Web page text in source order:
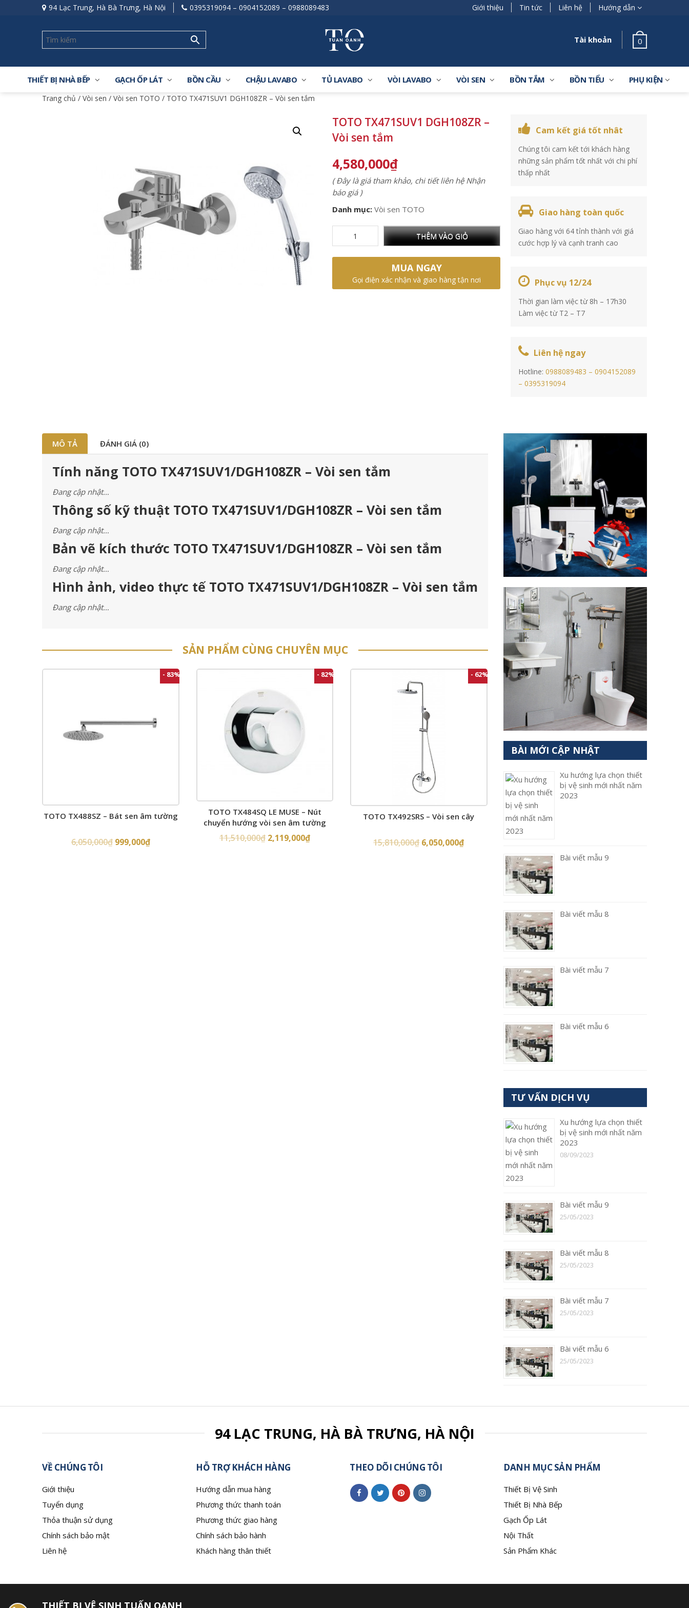
94 Lạc Trung, Hà Bà Trưng, Hà Nội 0395319094 – 0904152089 – 0988089483 Giới thiệu Tin tức Liên hệ Hướng dẫn
Tài khoản 0
THIẾT BỊ NHÀ BẾP GẠCH ỐP LÁT BỒN CẦU CHẬU LAVABO TỦ LAVABO VÒI LAVABO VÒI SEN BỒN TẮM BỒN TIỂU PHỤ KIỆN
Trang chủ / Vòi sen / Vòi sen TOTO / TOTO TX471SUV1 DGH108ZR – Vòi sen tắm
TOTO TX471SUV1 DGH108ZR –
Vòi sen tắm
4,580,000₫
( Đây là giá tham khảo, chi tiết liên hệ Nhận
báo giá )
Danh mục: Vòi sen TOTO
THÊM VÀO GIỎ
MUA NGAY
Gọi điện xác nhận và giao hàng tận nơi
Cam kết giá tốt nhât
Chúng tôi cam kết tới khách hàng
những sản phẩm tốt nhất với chi phí
thấp nhất
Giao hàng toàn quốc
Giao hàng với 64 tỉnh thành với giá
cước hợp lý và cạnh tranh cao
Phục vụ 12/24
Thời gian làm việc từ 8h – 17h30
Làm việc từ T2 – T7
Liên hệ ngay
Hotline: 0988089483 – 0904152089
– 0395319094
MÔ TẢ ĐÁNH GIÁ (0)
Tính năng TOTO TX471SUV1/DGH108ZR – Vòi sen tắm
Đang cập nhật…
Thông số kỹ thuật TOTO TX471SUV1/DGH108ZR – Vòi sen tắm
Đang cập nhật…
Bản vẽ kích thước TOTO TX471SUV1/DGH108ZR – Vòi sen tắm
Đang cập nhật…
Hình ảnh, video thực tế TOTO TX471SUV1/DGH108ZR – Vòi sen tắm
Đang cập nhật…
SẢN PHẨM CÙNG CHUYÊN MỤC
- 83%
TOTO TX488SZ – Bát sen âm tường
6,050,000₫ 999,000₫
- 82%
TOTO TX484SQ LE MUSE – Nút
chuyển hướng vòi sen âm tường
11,510,000₫ 2,119,000₫
- 62%
TOTO TX492SRS – Vòi sen cây
15,810,000₫ 6,050,000₫
BÀI MỚI CẬP NHẬT
Xu hướng lựa chọn thiết
bị vệ sinh mới nhất năm
2023
Bài viết mẫu 9
Bài viết mẫu 8
Bài viết mẫu 7
Bài viết mẫu 6
TƯ VẤN DỊCH VỤ
Xu hướng lựa chọn thiết
bị vệ sinh mới nhất năm
2023
08/09/2023
Bài viết mẫu 9
25/05/2023
Bài viết mẫu 8
25/05/2023
Bài viết mẫu 7
25/05/2023
Bài viết mẫu 6
25/05/2023
94 LẠC TRUNG, HÀ BÀ TRƯNG, HÀ NỘI
VỀ CHÚNG TÔI
Giới thiệu
Tuyển dụng
Thỏa thuận sử dụng
Chính sách bảo mật
Liên hệ
HỖ TRỢ KHÁCH HÀNG
Hướng dẫn mua hàng
Phương thức thanh toán
Phương thức giao hàng
Chính sách bảo hành
Khách hàng thân thiết
THEO DÕI CHÚNG TÔI DANH MỤC SẢN PHẨM
Thiết Bị Vệ Sinh
Thiết Bị Nhà Bếp
Gạch Ốp Lát
Nội Thất
Sản Phẩm Khác
THIẾT BỊ VỆ SINH TUẤN OANH